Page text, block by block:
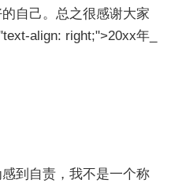
自己。总之很感谢大家
align: right;">20xx年_
到自责，我不是一个称